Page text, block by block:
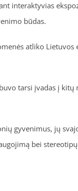
interaktyvias
būdas.
atliko
tarsi įvadas į
gyvenimus, jų
bei